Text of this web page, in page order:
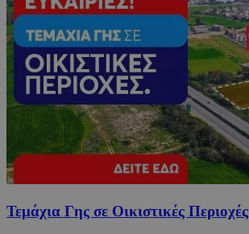
Τεμάχια Γης σε Οικιστικές Περιοχές